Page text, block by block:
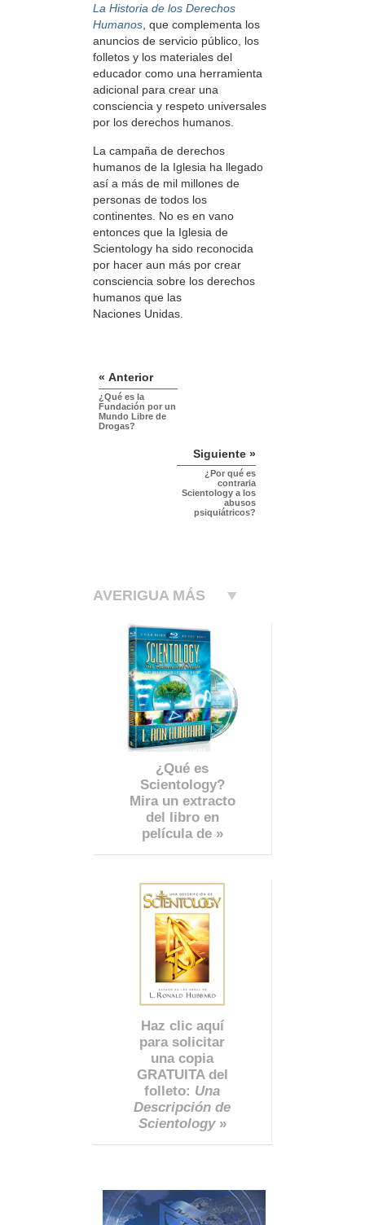
La Historia de los Derechos
Humanos, que complementa los
anuncios de servicio público, los
folletos y los materiales del
educador como una herramienta
adicional para crear una
consciencia y respeto universales
por los derechos humanos.
La campaña de derechos
humanos de la Iglesia ha llegado
así a más de mil millones de
personas de todos los
continentes. No es en vano
entonces que la Iglesia de
Scientology ha sido reconocida
por hacer aun más por crear
consciencia sobre los derechos
humanos que las
Naciones Unidas.
« Anterior
¿Qué es la
Fundación por un
Mundo Libre de
Drogas?
Siguiente »
¿Por qué es
contraria
Scientology a los
abusos
psiquiátricos?
AVERIGUA MÁS
¿Qué es
Scientology?
Mira un extracto
del libro en
película de »
Haz clic aquí
para solicitar
una copia
GRATUITA del
folleto: Una
Descripción de
Scientology»